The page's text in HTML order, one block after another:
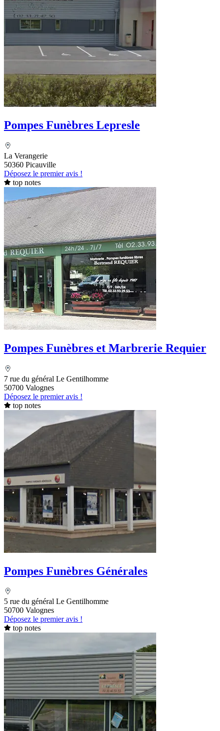
Pompes Funèbres Lepresle
La Verangerie
50360 Picauville
Déposez le premier avis !
top notes
Pompes Funèbres et Marbrerie Requier
7 rue du général Le Gentilhomme
50700 Valognes
Déposez le premier avis !
top notes
Pompes Funèbres Générales
5 rue du général Le Gentilhomme
50700 Valognes
Déposez le premier avis !
top notes